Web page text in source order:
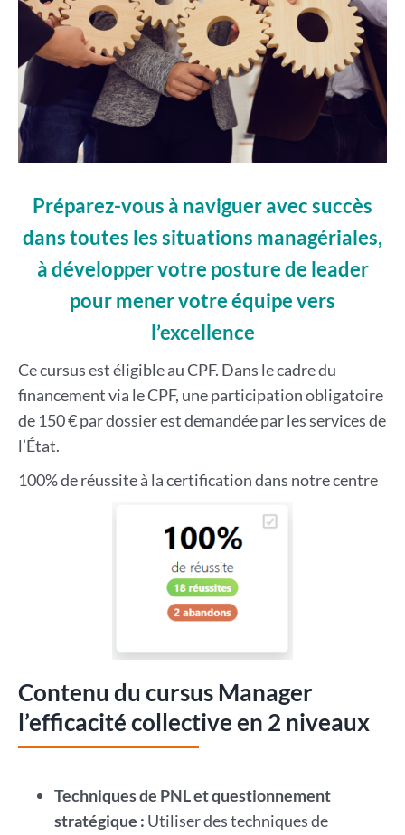
Préparez-vous à naviguer avec succès
dans toutes les situations managériales,
à développer votre posture de leader
pour mener votre équipe vers
l’excellence
Ce cursus est éligible au CPF. Dans le cadre du
financement via le CPF, une participation obligatoire
de 150 € par dossier est demandée par les services de
l’État.
100% de réussite à la certification dans notre centre
Contenu du cursus Manager
l’efficacité collective en 2 niveaux
Techniques de PNL et questionnement
stratégique : Utiliser des techniques de